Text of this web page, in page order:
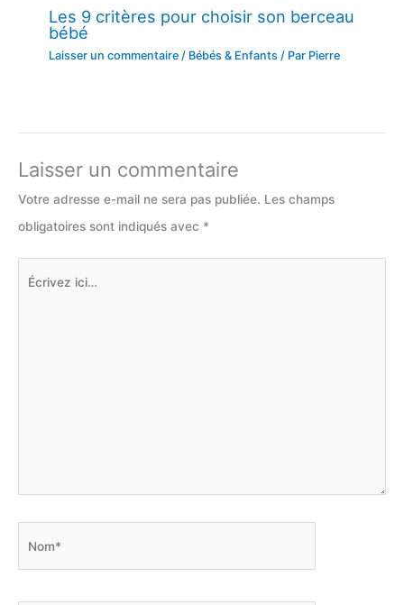
Les 9 critères pour choisir son berceau
bébé
Laisser un commentaire / Bébés & Enfants / Par Pierre
Laisser un commentaire
Votre adresse e-mail ne sera pas publiée. Les champs
obligatoires sont indiqués avec *